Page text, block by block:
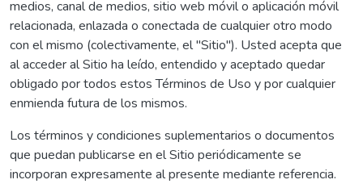
medios, canal de medios, sitio web móvil o aplicación móvil
relacionada, enlazada o conectada de cualquier otro modo
con el mismo (colectivamente, el "Sitio"). Usted acepta que
al acceder al Sitio ha leído, entendido y aceptado quedar
obligado por todos estos Términos de Uso y por cualquier
enmienda futura de los mismos.
Los términos y condiciones suplementarios o documentos
que puedan publicarse en el Sitio periódicamente se
incorporan expresamente al presente mediante referencia.